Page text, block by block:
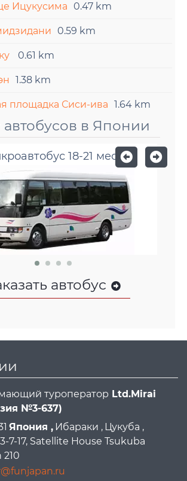
Ицукусима 0.47 km
0.59 km
0.61 km
1.38 km
площадка Сиси-ива 1.64 km
в Японии
18-21 мест
автобус
туроператор Ltd.Mirai
№3-637)
Япония , Ибараки , Цукуба ,
7-17, Satellite House Tsukuba
210